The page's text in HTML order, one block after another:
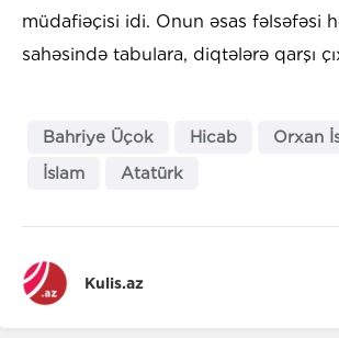
müdafiəçisi idi. Onun əsas fəlsəfəsi
sahəsində tabulara, diqtələrə qarşı
Bahriye Üçok Hicab
Orxan
İslam
Atatürk
Kulis.az